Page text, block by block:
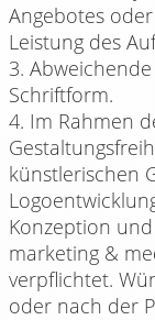
Angebotes
Leistung des
3.
Schriftform.
4. Im Rahmen
künstlerischen
Konzeption
marketing &
verpflichtet.
oder nach der